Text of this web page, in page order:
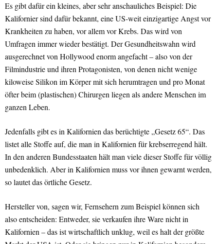
Es gibt dafür ein kleines, aber sehr anschauliches Beispiel: Die
Kalifornier sind dafür bekannt, eine US-weit einzigartige Angst vor
Krankheiten zu haben, vor allem vor Krebs. Das wird von
Umfragen immer wieder bestätigt. Der Gesundheitswahn wird
ausgerechnet von Hollywood enorm angefacht – also von der
Filmindustrie und ihren Protagonisten, von denen nicht wenige
kiloweise Silikon im Körper mit sich herumtragen und pro Monat
öfter beim (plastischen) Chirurgen liegen als andere Menschen im
ganzen Leben.
Jedenfalls gibt es in Kalifornien das berüchtigte „Gesetz 65“. Das
listet alle Stoffe auf, die man in Kalifornien für krebserregend hält.
In den anderen Bundesstaaten hält man viele dieser Stoffe für völlig
unbedenklich. Aber in Kalifornien muss vor ihnen gewarnt werden,
so lautet das örtliche Gesetz.
Hersteller von, sagen wir, Fernsehern zum Beispiel können sich
also entscheiden: Entweder, sie verkaufen ihre Ware nicht in
Kalifornien – das ist wirtschaftlich unklug, weil es halt der größte